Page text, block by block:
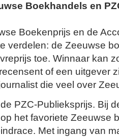
Boekhandels en
Boekenprijs en de
verdelen: de Zeeuwse
toe. Winnaar kan
of een uitgever
die veel over
PZC-Publieksprijs. Bij
het favoriete Zeeuwse
Met ingang van